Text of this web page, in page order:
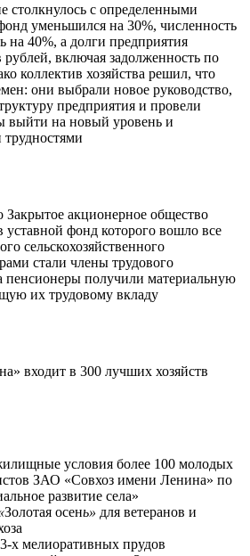
столкнулось с определенными
уменьшился на 30%, численность
на 40%, а долги предприятия
включая задолженность по
коллектив хозяйства решил, что
они выбрали новое руководство,
предприятия и провели
выйти на новый уровень и
Закрытое акционерное общество
фонд которого вошло все
сельскохозяйственного
стали члены трудового
пенсионеры получили материальную
их трудовому вкладу
входит в 300 лучших хозяйств
условия более 100 молодых
ЗАО «Совхоз имени Ленина» по
развитие села»
Золотая осень» для ветеранов и
х мелиоративных прудов